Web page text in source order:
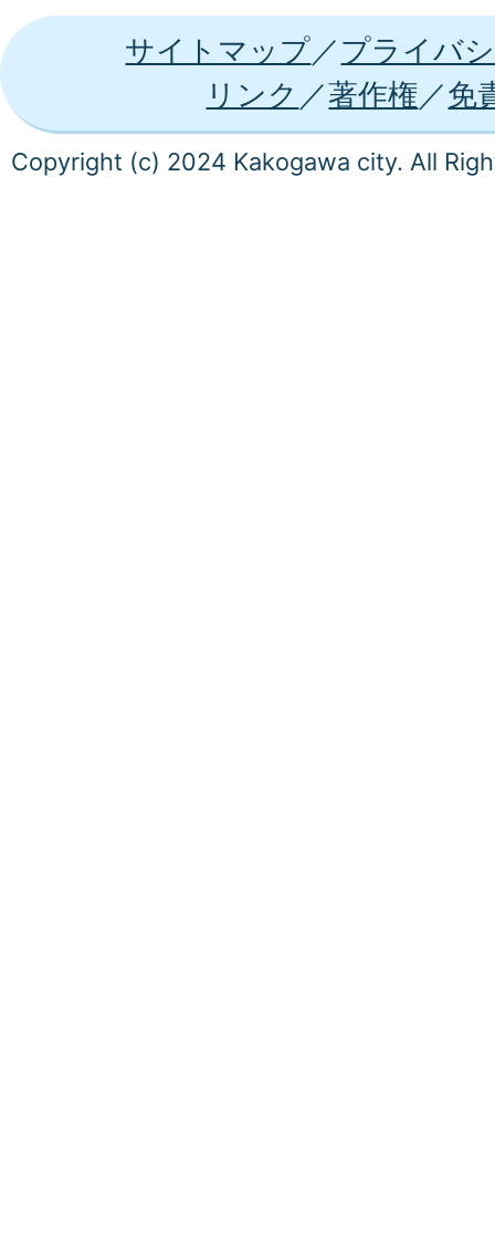
サイトマップ
プライバ
リンク
著作権 免
Copyright (c) 2024 Kakogawa city. All